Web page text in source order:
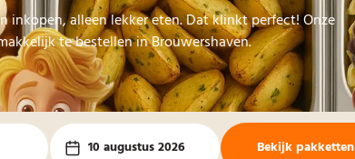
inkopen, alleen lekker eten. Dat klinkt perfect! Onze
te bestellen in Brouwershaven.
10 augustus 2026 Bekijk pakketten